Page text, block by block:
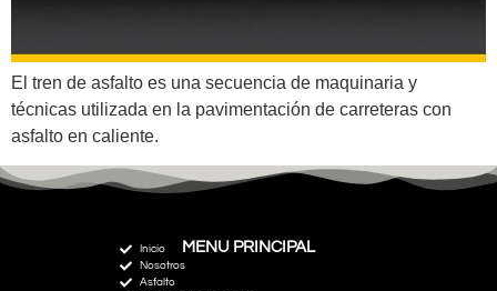
El tren de asfalto es una secuencia de maquinaria y
técnicas utilizada en la pavimentación de carreteras con
asfalto en caliente.
MENU PRINCIPAL
Inicio
Nosotros
Asfalto